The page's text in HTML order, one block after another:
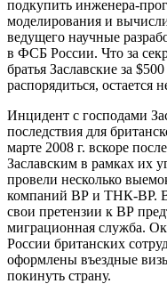
подкупить инженера-
моделирования и
ведущего научные
в ФСБ России. Что за
братья Заславские за
распорядиться, остается
Инцидент с господами
последствия для
марте 2008 г. вскоре
Заславским в рамках их
провели несколько
компаний ВР и ТНК-ВР.
свои претензии к ВР
миграционная служба.
России британских
оформлены въездные
покинуть страну.